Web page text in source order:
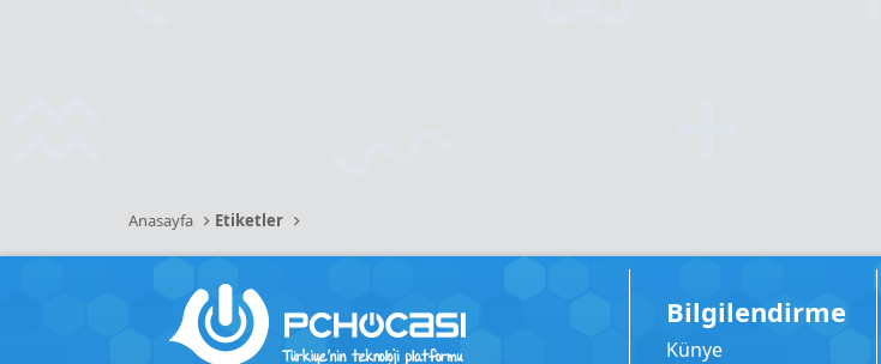
Anasayfa Etiketler
Bilgilendirme
Künye